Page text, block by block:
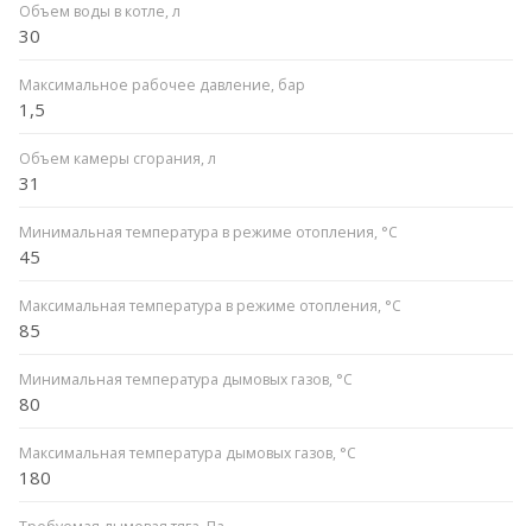
Объем воды в котле, л
30
Максимальное рабочее давление, бар
1,5
Объем камеры сгорания, л
31
Минимальная температура в режиме отопления, °C
45
Максимальная температура в режиме отопления, °C
85
Минимальная температура дымовых газов, °C
80
Максимальная температура дымовых газов, °C
180